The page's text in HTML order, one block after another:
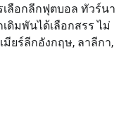
เลือกลีกฟุตบอล ทัวร์นา
ดิมพันได้เลือกสรร ไม่
ยร์ลีกอังกฤษ, ลาลีกา,